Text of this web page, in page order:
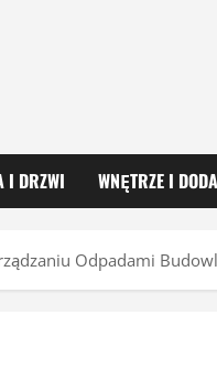
I DRZWI WNĘTRZE I
Odpadami